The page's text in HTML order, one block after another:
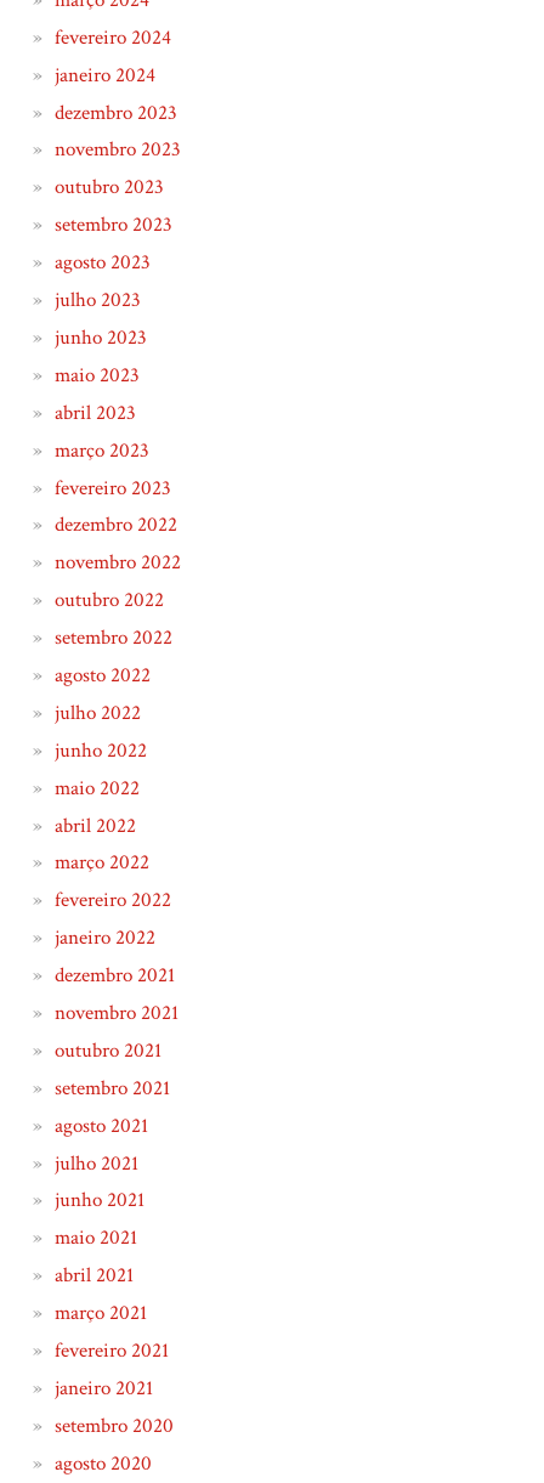
fevereiro 2024
janeiro 2024
dezembro 2023
novembro 2023
outubro 2023
setembro 2023
agosto 2023
julho 2023
junho 2023
maio 2023
abril 2023
março 2023
fevereiro 2023
dezembro 2022
novembro 2022
outubro 2022
setembro 2022
agosto 2022
julho 2022
junho 2022
maio 2022
abril 2022
março 2022
fevereiro 2022
janeiro 2022
dezembro 2021
novembro 2021
outubro 2021
setembro 2021
agosto 2021
julho 2021
junho 2021
maio 2021
abril 2021
março 2021
fevereiro 2021
janeiro 2021
setembro 2020
agosto 2020